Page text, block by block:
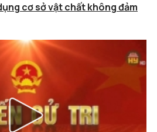
cơ sở vật chất không đảm